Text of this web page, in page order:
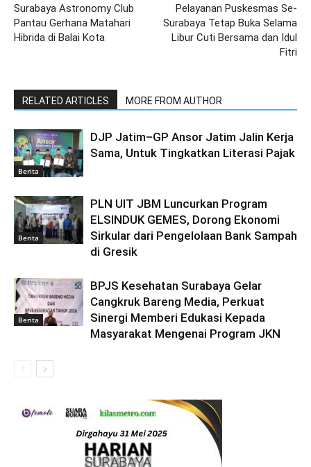
Surabaya Astronomy Club
Pantau Gerhana Matahari
Hibrida di Balai Kota
Pelayanan Puskesmas Se-
Surabaya Tetap Buka Selama
Libur Cuti Bersama dan Idul
Fitri
RELATED ARTICLES MORE FROM AUTHOR
Berita
DJP Jatim–GP Ansor Jatim Jalin Kerja
Sama, Untuk Tingkatkan Literasi Pajak
Berita
PLN UIT JBM Luncurkan Program
ELSINDUK GEMES, Dorong Ekonomi
Sirkular dari Pengelolaan Bank Sampah
di Gresik
Berita
BPJS Kesehatan Surabaya Gelar
Cangkruk Bareng Media, Perkuat
Sinergi Memberi Edukasi Kepada
Masyarakat Mengenai Program JKN